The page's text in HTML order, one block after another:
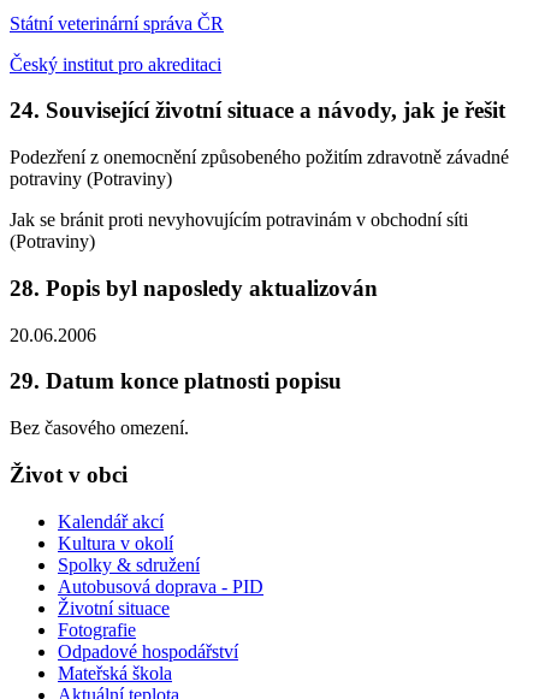
Státní veterinární správa ČR
Český institut pro akreditaci
24. Související životní situace a návody, jak je řešit
Podezření z onemocnění způsobeného požitím zdravotně závadné
potraviny (Potraviny)
Jak se bránit proti nevyhovujícím potravinám v obchodní síti
(Potraviny)
28. Popis byl naposledy aktualizován
20.06.2006
29. Datum konce platnosti popisu
Bez časového omezení.
Život v obci
Kalendář akcí
Kultura v okolí
Spolky & sdružení
Autobusová doprava - PID
Životní situace
Fotografie
Odpadové hospodářství
Mateřská škola
Aktuální teplota